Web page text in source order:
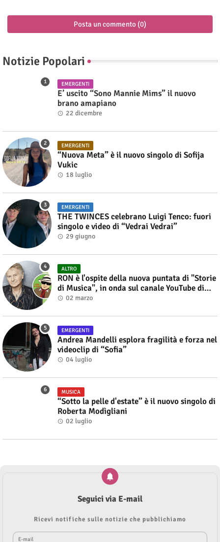
Posta un commento (0)
Notizie Popolari
EMERGENTI
E’ uscito “Sono Mannie Mims” il nuovo
brano amapiano
22 dicembre
EMERGENTI
“Nuova Meta” è il nuovo singolo di Sofija
Vukic
18 luglio
EMERGENTI
THE TWINCES celebrano Luigi Tenco: fuori
singolo e video di “Vedrai Vedrai”
29 giugno
ALTRO
RON è l'ospite della nuova puntata di "Storie
di Musica", in onda sul canale YouTube di
Alberto Salerno
02 marzo
EMERGENTI
Andrea Mandelli esplora fragilità e forza nel
videoclip di “Sofia”
04 luglio
MUSICA
“Sotto la pelle d'estate” è il nuovo singolo di
Roberta Modìgliani
02 luglio
Seguici via E-mail
Ricevi notifiche sulle notizie che pubblichiamo